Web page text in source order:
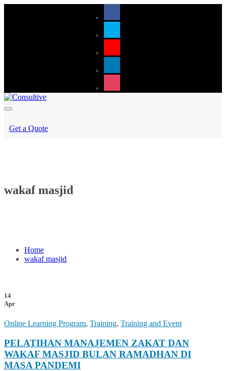
Get a Quote
wakaf masjid
Home
wakaf masjid
14
Apr
Online Learning Program, Training, Training and Event
PELATIHAN MANAJEMEN ZAKAT DAN
WAKAF MASJID BULAN RAMADHAN DI
MASA PANDEMI